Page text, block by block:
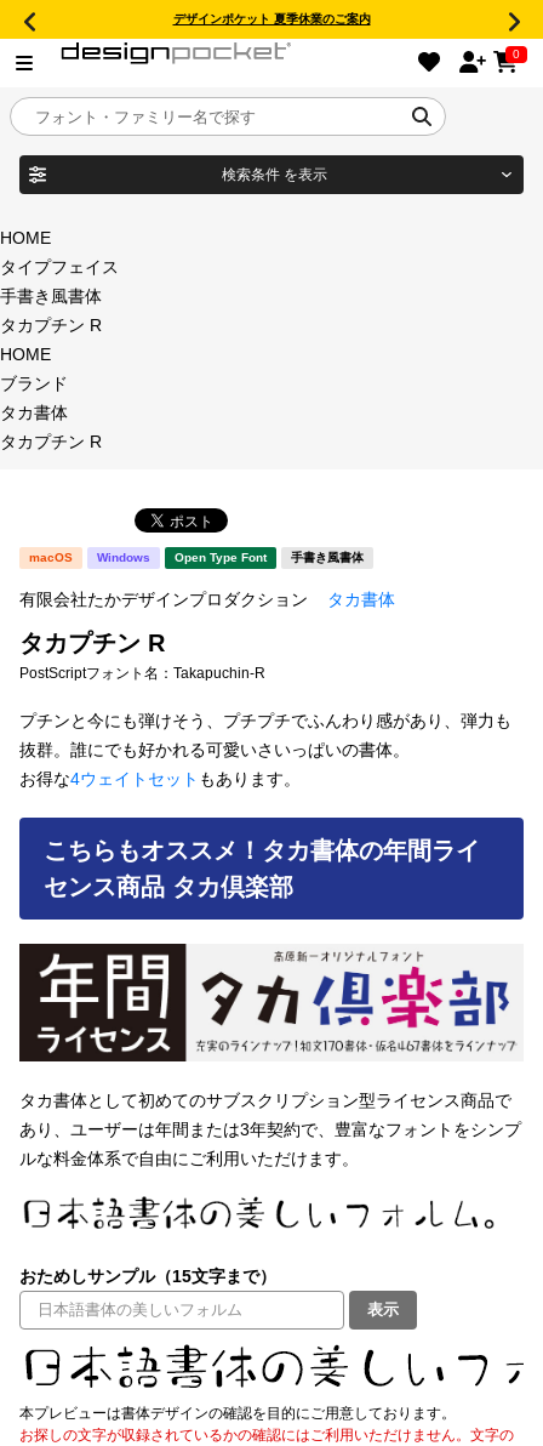
デザインポケット 夏季休業のご案内
0
目的別フォントガイド
特集
年間ライセンス商品
新着一覧
カート
マイページ
ご利用ガイド
よくあるご質問
検索条件 を表示
商品名
タイプフェイス
明朝体
角ゴシック
宋朝体
教科書体 行書体
草書体 勘亭流
すべてを表示
セット or 単体
文字種類
〜
リセット 検索
HOME
タイプフェイス
手書き風書体
タカプチン R
HOME
ブランド
タカ書体
タカプチン R
macOS Windows Open Type Font 手書き風書体
有限会社たかデザインプロダクション タカ書体
タカプチン R
PostScriptフォント名： Takapuchin-R
プチンと今にも弾けそう、プチプチでふんわり感があり、弾力も
抜群。誰にでも好かれる可愛いさいっぱいの書体。
お得な4ウェイトセット もあります。
こちらもオススメ！タカ書体の年間ライ
センス商品 タカ倶楽部
タカ書体として初めてのサブスクリプション型ライセンス商品で
あり、ユーザーは年間または3年契約で、豊富なフォントをシンプ
ルな料金体系で自由にご利用いただけます。
おためしサンプル（15文字まで）
表示
本プレビューは書体デザインの確認を目的にご用意しております。
お探しの文字が収録されているかの確認にはご利用いただけません。文字の